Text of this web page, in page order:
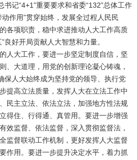
书记“4+1”重要要求和省委“132”总体工作
作用”贯穿始终，发展全过程人民民
各项职责，稳中求进推动人大工作高质
良好开局贡献人大智慧和力量。
人大工作，要进一步坚定制度自信，坚
、大道理，用党的创新理论凝心铸魂，
保人大始终成为坚持党的领导、执行党
提高立法质量，发挥人大在立法工作中
民主立法、依法立法，加强地方性法规
得住、行得通、真管用。要进一步增强
效监督、依法监督，深入贯彻监督法，
监督联动工作机制，更好发挥人大监督
作用。要进一步提升决定水平，着力抓